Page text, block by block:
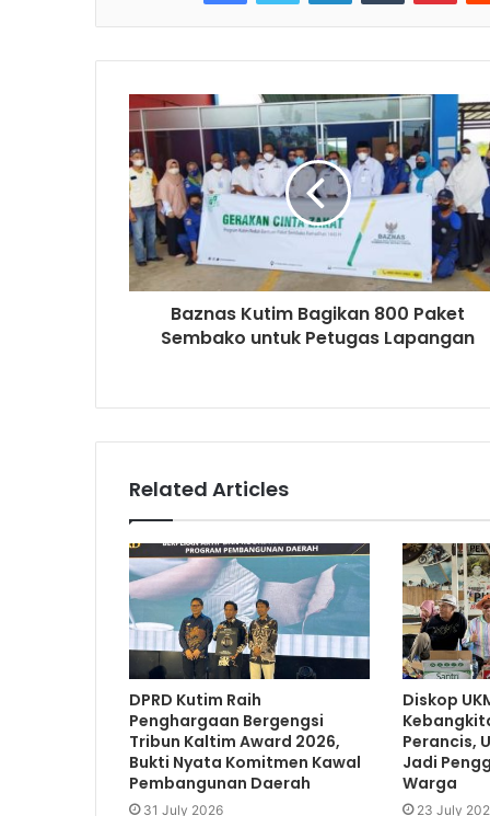
Baznas Kutim Bagikan 800 Paket
Sembako untuk Petugas Lapangan
Related Articles
DPRD Kutim Raih
Penghargaan Bergengsi
Tribun Kaltim Award 2026,
Bukti Nyata Komitmen Kawal
Pembangunan Daerah
31 July 2026
Diskop
Perancis,
Jadi
Warga
23 July